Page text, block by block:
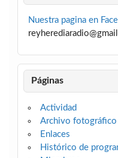
Nuestra pagina en
Páginas
Actividad
Archivo fotográfico
Enlaces
Histórico de